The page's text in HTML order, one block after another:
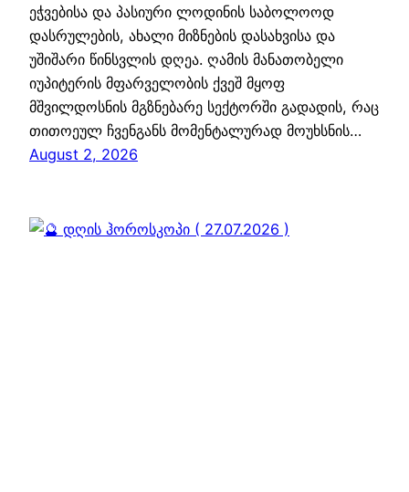
ეჭვებისა და პასიური ლოდინის საბოლოოდ
დასრულების, ახალი მიზნების დასახვისა და
უშიშარი წინსვლის დღეა. ღამის მანათობელი
იუპიტერის მფარველობის ქვეშ მყოფ
მშვილდოსნის მგზნებარე სექტორში გადადის, რაც
თითოეულ ჩვენგანს მომენტალურად მოუხსნის…
August 2, 2026